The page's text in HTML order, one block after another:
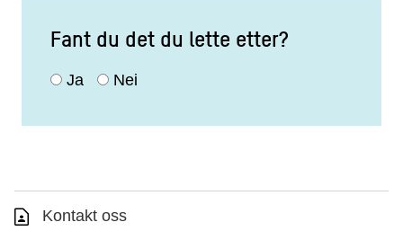
Fant du det du lette etter?
Ja Nei
Kontakt oss